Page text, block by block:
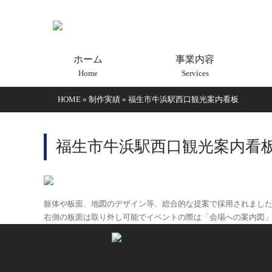
ホーム
Home
事業内容
Services
HOME» 制作実績» 福生市牛浜駅西口観光案内看板
福生市牛浜駅西口観光案内看
躯体や板面、地図のデザイン等、総合的な提案で採用されました
右側の板面は取り外し可能でイベントの際は「会場への案内図